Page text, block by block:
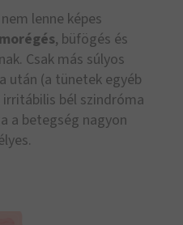
lenne képes
, büfögés és
Csak más súlyos
után (a tünetek egyéb
bél szindróma
a betegség nagyon